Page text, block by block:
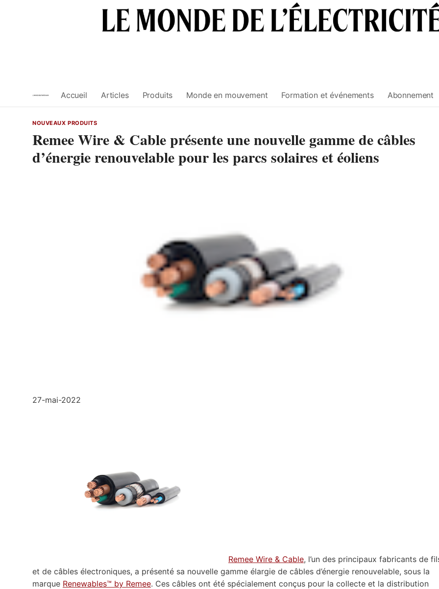
Accueil Articles Produits Monde en mouvement Formation et événements Abonnement
NOUVEAUX PRODUITS
Remee Wire & Cable présente une nouvelle gamme de câbles
d’énergie renouvelable pour les parcs solaires et éoliens
27-mai-2022
Remee Wire & Cable, l’un des principaux fabricants de
et de câbles électroniques, a présenté sa nouvelle gamme élargie de câbles d’énergie renouvelable, sous la
marque Renewables™ by Remee. Ces câbles ont été spécialement conçus pour la collecte et la distribution